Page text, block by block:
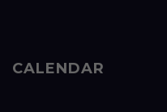
CALENDAR